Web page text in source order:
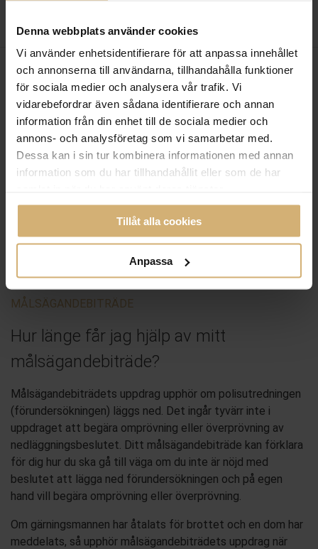
Denna webbplats använder cookies
Vi använder enhetsidentifierare för att anpassa innehållet
och annonserna till användarna, tillhandahålla funktioner
för sociala medier och analysera vår trafik. Vi
vidarebefordrar även sådana identifierare och annan
information från din enhet till de sociala medier och
annons- och analysföretag som vi samarbetar med.
Dessa kan i sin tur kombinera informationen med annan
information som du har tillhandahållit eller som de har
Tillåt alla cookies
Anpassa
MÅLSÄGANDEBITRÄDE
Hur länge får jag hjälp av mitt
målsägandebiträde?
Målsägandebiträdets uppdrag upphör om polisutredningen
(förundersökningen) läggs ned. Det ingår tyvärr inte i
uppdraget att begära omprövning eller överprövning av
nedläggningsbeslutet. Ditt målsägandebiträde kan förklara
för dig hur du ska gå till väga om du inte är nöjd med
beslutet att lägga ned förundersökningen och på egen
hand vill begära omprövning eller överprövning.
Om gärningsmannen har åtalats för brottet och en dom har
meddelats, så upphör målsägandebiträdets uppdrag när